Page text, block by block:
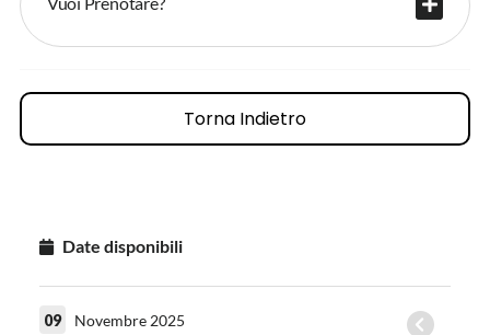
Torna Indietro
Date disponibili
09 Novembre 2025